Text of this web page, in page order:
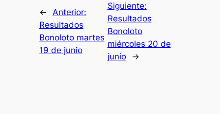
←
Anterior:
Resultados
Bonoloto martes
19 de junio
Siguiente:
Resultados
Bonoloto
miércoles 20 de
junio
→